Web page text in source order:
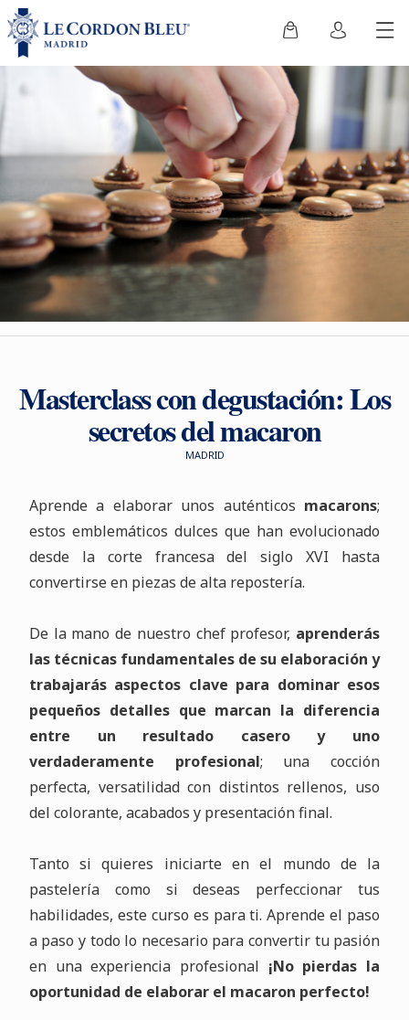
Masterclass con degustación: Los
secretos del macaron
MADRID
Aprende a elaborar unos auténticos macarons;
estos emblemáticos dulces que han evolucionado
desde la corte francesa del siglo XVI hasta
convertirse en piezas de alta repostería.
De la mano de nuestro chef profesor, aprenderás
las técnicas fundamentales de su elaboración y
trabajarás aspectos clave para dominar esos
pequeños detalles que marcan la diferencia
entre un resultado casero y uno
verdaderamente profesional; una cocción
perfecta, versatilidad con distintos rellenos, uso
del colorante, acabados y presentación final.
Tanto si quieres iniciarte en el mundo de la
pastelería como si deseas perfeccionar tus
habilidades, este curso es para ti. Aprende el paso
a paso y todo lo necesario para convertir tu pasión
en una experiencia profesional ¡No pierdas la
oportunidad de elaborar el macaron perfecto!